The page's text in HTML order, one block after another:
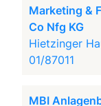
Marketing &
Co Nfg KG
Hietzinger
01/87011
MBI